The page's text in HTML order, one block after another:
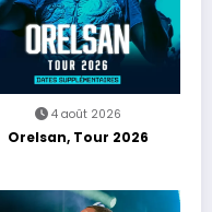
4 août 2026
Orelsan, Tour 2026